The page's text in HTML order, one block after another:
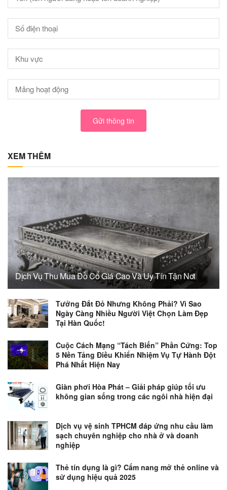
Gửi thông tin
XEM THÊM
Dịch Vụ Thu Mua Đồ Cổ Giá Cao Và Uy Tín Tận Nơi
Tưởng Đắt Đỏ Nhưng Không Phải? Vì Sao
Ngày Càng Nhiều Người Việt Chọn Làm Đẹp
Tại Hàn Quốc!
Cuộc Cách Mạng “Tách Biến” Phần Cứng: Top
5 Nền Tảng Điều Khiển Nhiệm Vụ Tự Hành Đột
Phá Nhất Hiện Nay
Giàn phơi Hòa Phát – Giải pháp giúp tối ưu
không gian sống trong các ngôi nhà hiện đại
Dịch vụ vệ sinh TPHCM đáp ứng nhu cầu làm
sạch chuyên nghiệp cho nhà ở và doanh
nghiệp
Thẻ tín dụng là gì? Cẩm nang mở thẻ online và
sử dụng hiệu quả 2025